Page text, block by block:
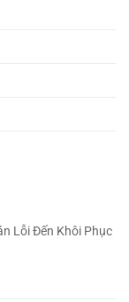
Lỗi Đến Khôi Phục